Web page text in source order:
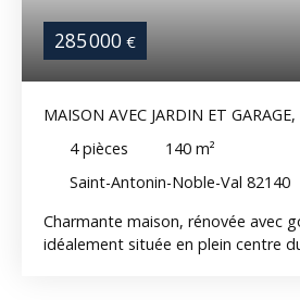
285 000 €
MAISON AVEC JARDIN ET
ANTONIN!
4pièces 140 m²
Saint-Antonin-Noble-Val 82140
Charmante maison, rénovée avec
idéalement située en plein centre